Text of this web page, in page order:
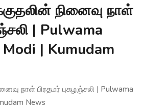
நினைவு நாள்
| Pulwama
| Kumudam
நாள் பிரதமர் புகழஞ்சலி | Pulwama
News